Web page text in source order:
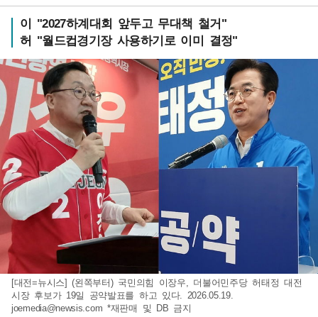
이 "2027하계대회 앞두고 무대책 철거"
허 "월드컵경기장 사용하기로 이미 결정"
[대전=뉴시스] (왼쪽부터) 국민의힘 이장우, 더불어민주당 허태정 대전
시장 후보가 19일 공약발표를 하고 있다. 2026.05.19.
joemedia@newsis.com *재판매 및 DB 금지